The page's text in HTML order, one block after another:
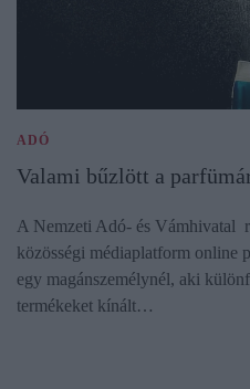
ADÓ
Valami bűzlött a
A Nemzeti Adó- és Vámhivatal
közösségi médiaplatform online
egy magánszemélynél, aki
termékeket kínált…